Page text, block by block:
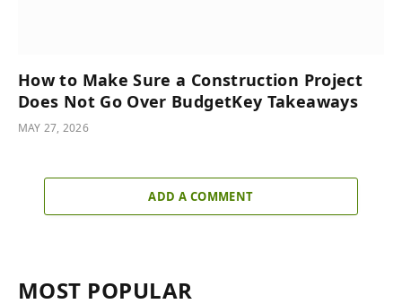
How to Make Sure a Construction Project
Does Not Go Over BudgetKey Takeaways
MAY 27, 2026
ADD A COMMENT
MOST POPULAR